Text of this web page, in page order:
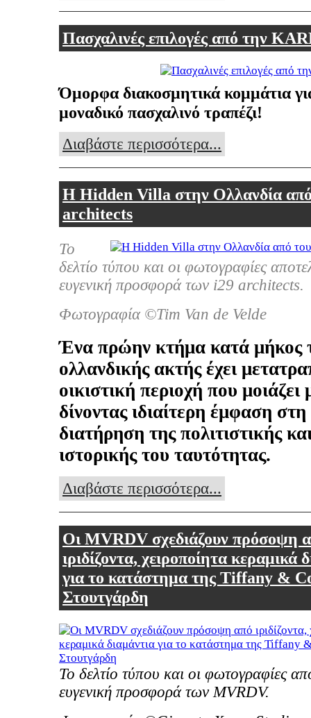
Πασχαλινές επιλογές από την
Όμορφα διακοσμητικά κομμάτια
μοναδικό πασχαλινό τραπέζι!
Διαβάστε περισσότερα...
Η Hidden Villa στην Ολλανδία
architects
Το
δελτίο τύπου και οι φωτογραφίες
ευγενική προσφορά των i29 architects.
Φωτογραφία ©Tim Van de Velde
Ένα πρώην κτήμα κατά μήκος
ολλανδικής ακτής έχει
οικιστική περιοχή που
δίνοντας ιδιαίτερη έμφαση στη
διατήρηση της πολιτιστικής
ιστορικής του ταυτότητας.
Διαβάστε περισσότερα...
Οι MVRDV σχεδιάζουν πρόσοψη
ιριδίζοντα, χειροποίητα κεραμικά
για το κατάστημα της Tiffany &
Στουτγάρδη
Το δελτίο τύπου και οι φωτογραφίες
ευγενική προσφορά των MVRDV.